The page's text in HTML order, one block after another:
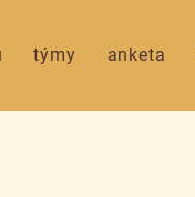
týmy anketa